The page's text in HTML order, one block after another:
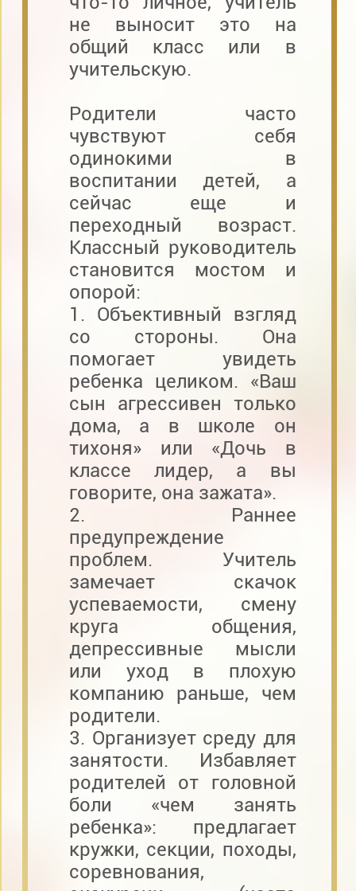
не выносит это на
общий класс или в
учительскую.
Родители часто
чувствуют себя
одинокими в
воспитании детей, а
сейчас еще и
переходный возраст.
Классный руководитель
становится мостом и
опорой:
1. Объективный взгляд
со стороны. Она
помогает увидеть
ребенка целиком. «Ваш
сын агрессивен только
дома, а в школе он
тихоня» или «Дочь в
классе лидер, а вы
говорите, она зажата».
2. Раннее
предупреждение
проблем. Учитель
замечает скачок
успеваемости, смену
круга общения,
депрессивные мысли
или уход в плохую
компанию раньше, чем
родители.
3. Организует среду для
занятости. Избавляет
родителей от головной
боли «чем занять
ребенка»: предлагает
кружки, секции, походы,
соревнования,